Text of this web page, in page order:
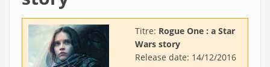
Titre: Rogue One : a Star
Wars story
Release date: 14/12/2016